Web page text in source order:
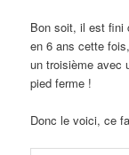
Bon soit, il est fini
en 6 ans cette
un troisième avec
pied ferme !
Donc le voici, ce